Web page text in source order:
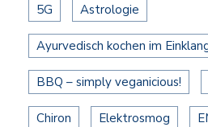
5G Astrologie
Ayurvedisch kochen im
BBQ – simply veganicious!
Chiron Elektrosmog